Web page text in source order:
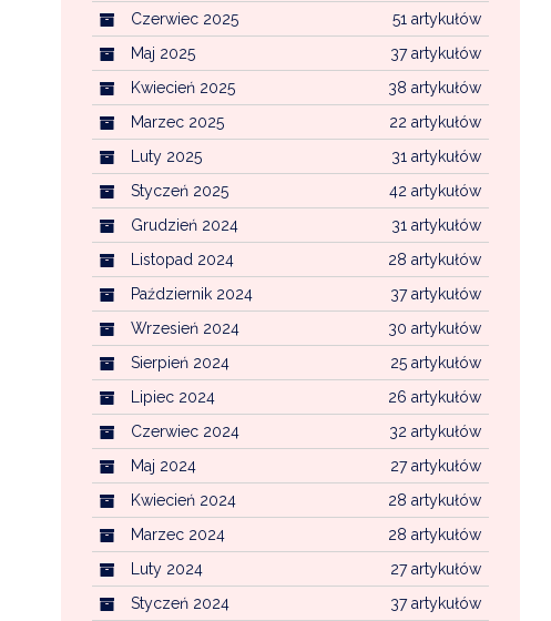
51 artykułów
Czerwiec 2025
37 artykułów
Maj 2025
38 artykułów
Kwiecień 2025
22 artykułów
Marzec 2025
31 artykułów
Luty 2025
42 artykułów
Styczeń 2025
31 artykułów
Grudzień 2024
28 artykułów
Listopad 2024
37 artykułów
Październik 2024
30 artykułów
Wrzesień 2024
25 artykułów
Sierpień 2024
26 artykułów
Lipiec 2024
32 artykułów
Czerwiec 2024
27 artykułów
Maj 2024
28 artykułów
Kwiecień 2024
28 artykułów
Marzec 2024
27 artykułów
Luty 2024
37 artykułów
Styczeń 2024